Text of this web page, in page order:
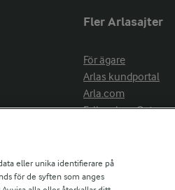
Fler Arlasajter
För ägare
Arlas kundportal
Arla.com
Falbygdens Ost
eller unika identifierare på
för de syften som anges